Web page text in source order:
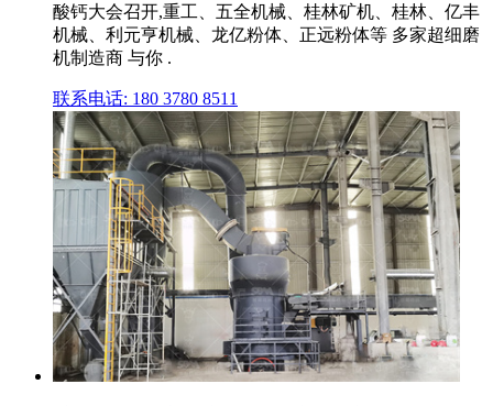
酸钙大会召开,重工、五全机械、桂林矿机、桂林、亿丰
机械、利元亨机械、龙亿粉体、正远粉体等 多家超细磨
机制造商 与你 .
联系电话: 180 3780 8511